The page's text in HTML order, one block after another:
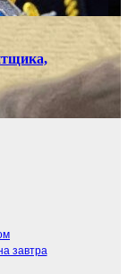
завтра